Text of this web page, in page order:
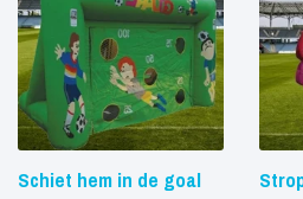
Schiet hem in de goal